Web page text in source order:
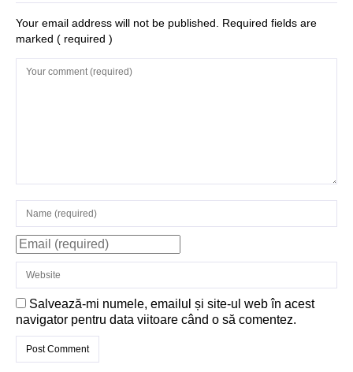
Your email address will not be published. Required fields are
marked ( required )
Salvează-mi numele, emailul și site-ul web în acest
navigator pentru data viitoare când o să comentez.